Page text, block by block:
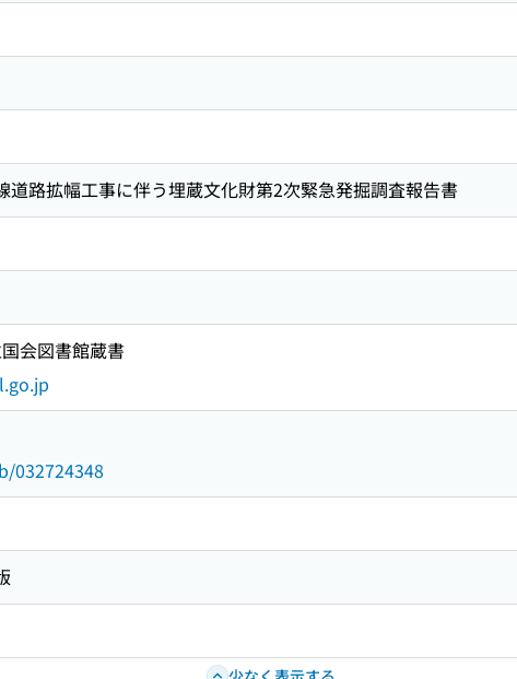
道路拡幅工事に伴う埋蔵文化財第2次緊急発掘調査報告書
会図書館蔵書
032724348